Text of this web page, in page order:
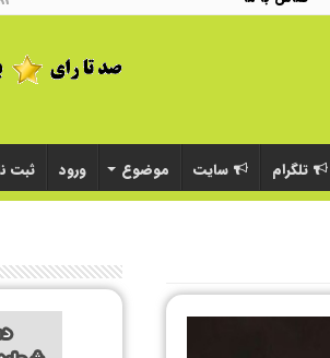
تلگرام سایت موضوع ورود ثبت